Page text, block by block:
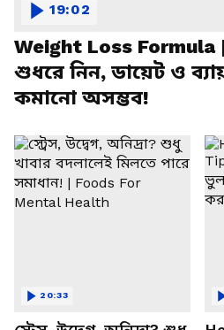
Weight Loss Formula
শুধরে নিন, ডায়েট ও
কমানো অসম্ভব!
19:02
20:33